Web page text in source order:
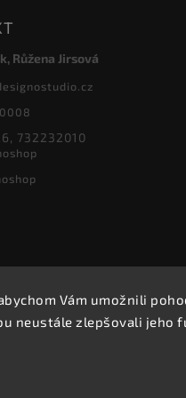
Vám umožnili
neustále zlepšovali jeho
Růžena Jirsová
732232010
Copyright 2026
Upravit